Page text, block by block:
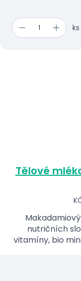
ks
Tělové
nutričních
vitamíny, bio